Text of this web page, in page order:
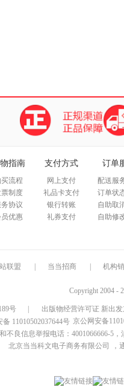
指南
买流程
制度
务协议
优惠
支付方式
网上支付
礼品卡支付
银行转账
礼券支付
订单
配送服
订单状
自助取
自助修
联盟 当当招商 机构
Copyright 2004 -
号 出版物经营许可证 新出
京公网安备
不良信息举报电话：4001066666-5，
北京当当科文电子商务有限公司
，